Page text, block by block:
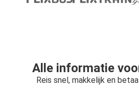
Alle informatie
Reis snel, makkelijk en